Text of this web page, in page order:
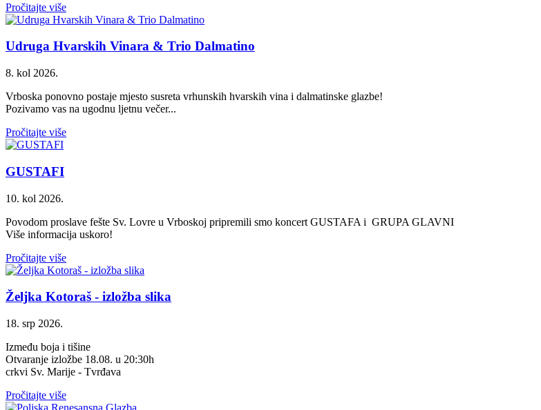
Pročitajte više
Udruga Hvarskih Vinara & Trio Dalmatino
8. kol 2026.
Vrboska ponovno postaje mjesto susreta vrhunskih hvarskih vina i dalmatinske glazbe!
Pozivamo vas na ugodnu ljetnu večer...
Pročitajte više
GUSTAFI
10. kol 2026.
Povodom proslave fešte Sv. Lovre u Vrboskoj pripremili smo koncert GUSTAFA i GRUPA GLAVNI
Više informacija uskoro!
Pročitajte više
Željka Kotoraš - izložba slika
18. srp 2026.
Između boja i tišine
Otvaranje izložbe 18.08. u 20:30h
crkvi Sv. Marije - Tvrđava
Pročitajte više